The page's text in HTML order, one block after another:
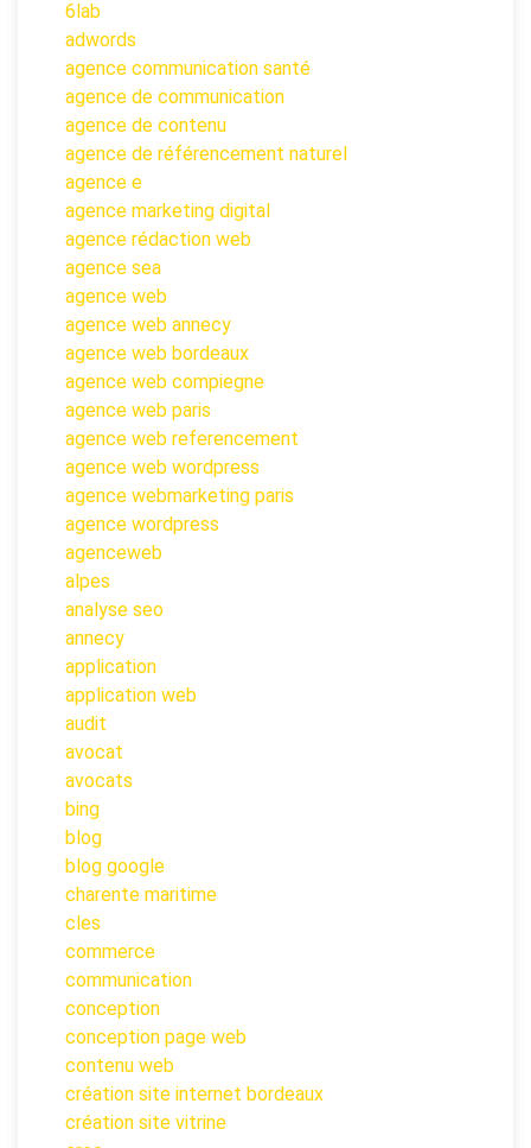
6lab
adwords
agence communication santé
agence de communication
agence de contenu
agence de référencement naturel
agence e
agence marketing digital
agence rédaction web
agence sea
agence web
agence web annecy
agence web bordeaux
agence web compiegne
agence web paris
agence web referencement
agence web wordpress
agence webmarketing paris
agence wordpress
agenceweb
alpes
analyse seo
annecy
application
application web
audit
avocat
avocats
bing
blog
blog google
charente maritime
cles
commerce
communication
conception
conception page web
contenu web
création site internet bordeaux
création site vitrine